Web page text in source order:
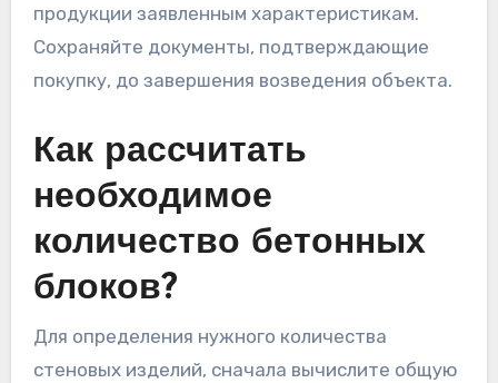
продукции заявленным характеристикам.
Сохраняйте документы, подтверждающие
покупку, до завершения возведения объекта.
Как рассчитать
необходимое
количество бетонных
блоков?
Для определения нужного количества
стеновых изделий, сначала вычислите общую